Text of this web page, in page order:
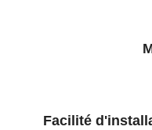
Facilité